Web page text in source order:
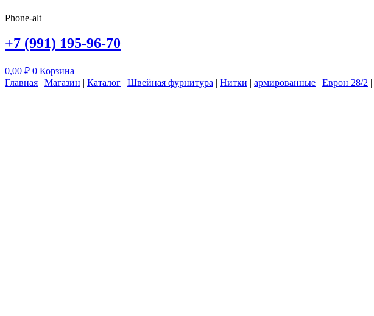
Phone-alt
+7 (991) 195-96-70
0,00 ₽ 0 Корзина
Главная | Магазин | Каталог | Швейная фурнитура | Нитки | армированные | Еврон 28/2 |